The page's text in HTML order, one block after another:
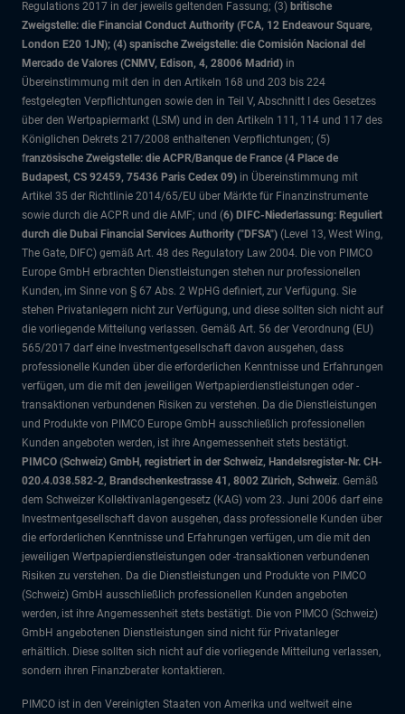
Regulations 2017 in der jeweils geltenden Fassung; (3) britische
Zweigstelle: die Financial Conduct Authority (FCA, 12 Endeavour Square,
London E20 1JN); (4) spanische Zweigstelle: die Comisión Nacional del
Mercado de Valores (CNMV, Edison, 4, 28006 Madrid) in
Übereinstimmung mit den in den Artikeln 168 und 203 bis 224
festgelegten Verpflichtungen sowie den in Teil V, Abschnitt I des Gesetzes
über den Wertpapiermarkt (LSM) und in den Artikeln 111, 114 und 117 des
Königlichen Dekrets 217/2008 enthaltenen Verpflichtungen; (5)
französische Zweigstelle: die ACPR/Banque de France (4 Place de
Budapest, CS 92459, 75436 Paris Cedex 09) in Übereinstimmung mit
Artikel 35 der Richtlinie 2014/65/EU über Märkte für Finanzinstrumente
sowie durch die ACPR und die AMF; und (6) DIFC-Niederlassung: Reguliert
durch die Dubai Financial Services Authority ("DFSA") (Level 13, West Wing,
The Gate, DIFC) gemäß Art. 48 des Regulatory Law 2004. Die von PIMCO
Europe GmbH erbrachten Dienstleistungen stehen nur professionellen
Kunden, im Sinne von § 67 Abs. 2 WpHG definiert, zur Verfügung. Sie
stehen Privatanlegern nicht zur Verfügung, und diese sollten sich nicht auf
die vorliegende Mitteilung verlassen. Gemäß Art. 56 der Verordnung (EU)
565/2017 darf eine Investmentgesellschaft davon ausgehen, dass
professionelle Kunden über die erforderlichen Kenntnisse und Erfahrungen
verfügen, um die mit den jeweiligen Wertpapierdienstleistungen oder -
transaktionen verbundenen Risiken zu verstehen. Da die Dienstleistungen
und Produkte von PIMCO Europe GmbH ausschließlich professionellen
Kunden angeboten werden, ist ihre Angemessenheit stets bestätigt.
PIMCO (Schweiz) GmbH, registriert in der Schweiz, Handelsregister-Nr. CH-
020.4.038.582-2, Brandschenkestrasse 41, 8002 Zürich, Schweiz. Gemäß
dem Schweizer Kollektivanlagengesetz (KAG) vom 23. Juni 2006 darf eine
Investmentgesellschaft davon ausgehen, dass professionelle Kunden über
die erforderlichen Kenntnisse und Erfahrungen verfügen, um die mit den
jeweiligen Wertpapierdienstleistungen oder -transaktionen verbundenen
Risiken zu verstehen. Da die Dienstleistungen und Produkte von PIMCO
(Schweiz) GmbH ausschließlich professionellen Kunden angeboten
werden, ist ihre Angemessenheit stets bestätigt. Die von PIMCO (Schweiz)
GmbH angebotenen Dienstleistungen sind nicht für Privatanleger
erhältlich. Diese sollten sich nicht auf die vorliegende Mitteilung verlassen,
sondern ihren Finanzberater kontaktieren.
PIMCO ist in den Vereinigten Staaten von Amerika und weltweit eine